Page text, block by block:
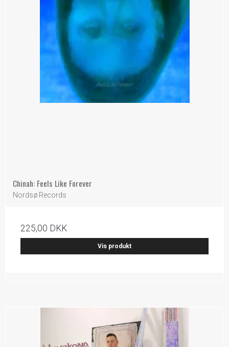
Chinah: Feels Like Forever
Nordsø Records
225,00 DKK
Vis produkt